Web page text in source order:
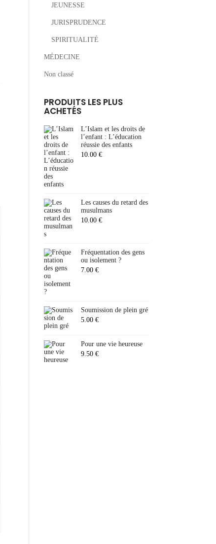
JEUNESSE
JURISPRUDENCE
SPIRITUALITÉ
MÉDECINE
Non classé
PRODUITS LES PLUS
ACHETÉS
L’Islam et les droits de
l’enfant : L’éducation
réussie des enfants
10.00 €
Les causes du retard des
musulmans
10.00 €
Fréquentation des gens
ou isolement ?
7.00 €
Soumission de plein gré
5.00 €
Pour une vie heureuse
9.50 €